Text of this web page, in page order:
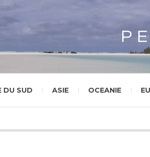
DU SUD ASIE OCEANIE